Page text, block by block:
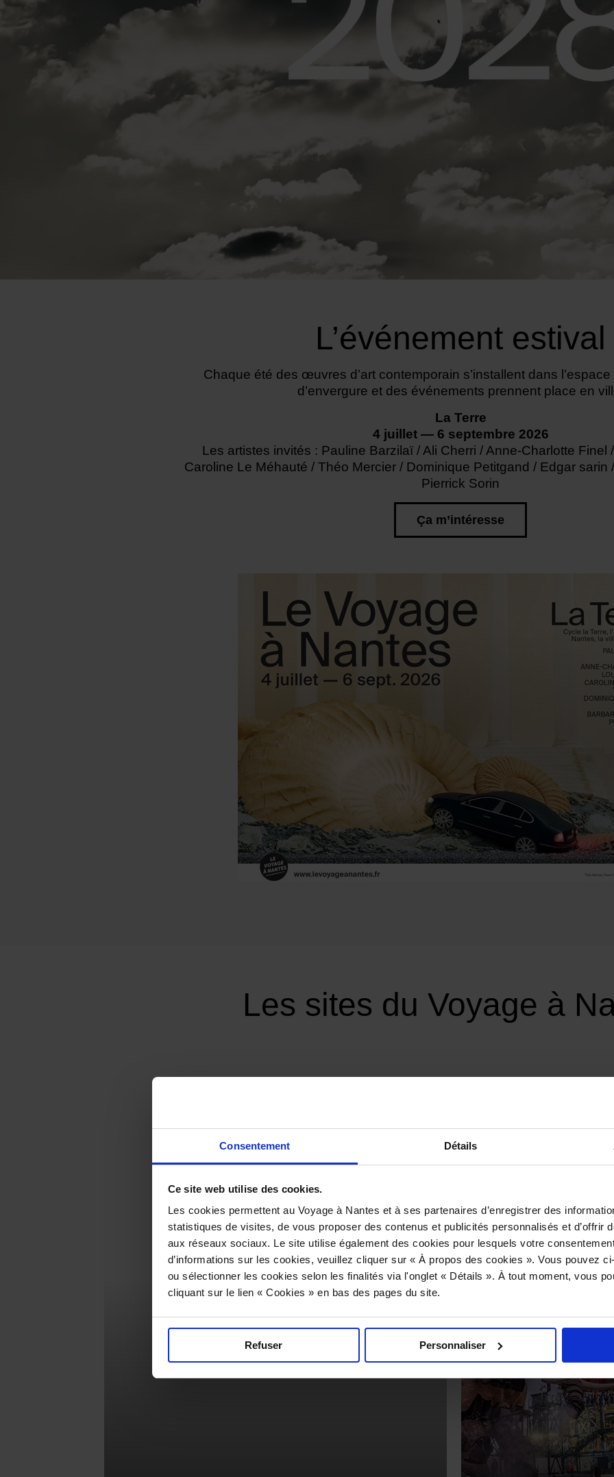
Consentement Détails
Ce site web utilise des cookies.
Les cookies permettent au Voyage à Nantes et à ses partenaires d’enregistrer des
statistiques de visites, de vous proposer des contenus et publicités personnalisés et d’offrir
aux réseaux sociaux. Le site utilise également des cookies pour lesquels votre
d’informations sur les cookies, veuillez cliquer sur « À propos des cookies ». Vous pouvez
ou sélectionner les cookies selon les finalités via l'onglet « Détails ». À tout moment, vous
cliquant sur le lien « Cookies » en bas des pages du site.
Refuser Personnaliser
L’événement estival
Chaque été des œuvres d’art contemporain s’installent dans
d’envergure et des événements prennent place en
La Terre
4 juillet — 6 septembre 2026
Les artistes invités : Pauline Barzilaï / Ali Cherri / Anne-Charlotte Finel
Caroline Le Méhauté / Théo Mercier / Dominique Petitgand / Edgar sarin
Pierrick Sorin
Ça m’intéresse
Les sites du Voyage à
Château
Musée